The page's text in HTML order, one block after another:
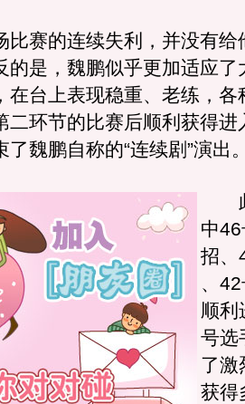
赛的连续失利，并没有给
的是，魏鹏似乎更加适应了
在台上表现稳重、老练，各
二环节的比赛后顺利获得进
了魏鹏自称的“连续剧”演出
此
中
招、
、
顺利
号选
了激
获得